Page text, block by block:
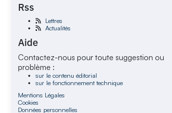
Rss
Lettres
Actualités
Aide
Contactez-nous pour toute suggestion ou
problème :
sur le contenu éditorial
sur le fonctionnement technique
Mentions Légales
Cookies
Données personnelles